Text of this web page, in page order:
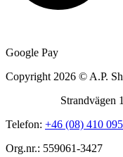
Google Pay
Copyright 2026 © A.P.
Strandvägen
Telefon: +46 (08) 410
Org.nr.: 559061-3427